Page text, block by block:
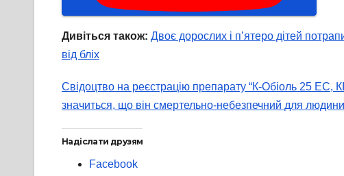
Дивіться також: Двоє дорослих і п’ятеро дітей
від бліх
Свідоцтво на реєстрацію препарату “К-Обіоль 25 ЕС,
значиться, що він смертельно-небезпечний для людини
Надіслати друзям
Facebook